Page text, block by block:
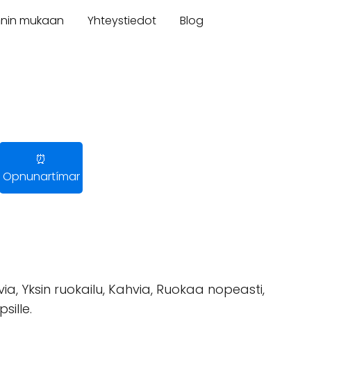
mukaan Yhteystiedot Blog
⏰
Opnunartímar
Yksin ruokailu, Kahvia, Ruokaa nopeasti,